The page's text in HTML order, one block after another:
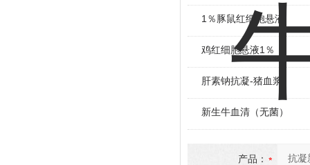
1％豚鼠红细胞悬液
鸡红细胞悬液1％
肝素钠抗凝-猪血浆
新生牛血清（无菌）
产品：